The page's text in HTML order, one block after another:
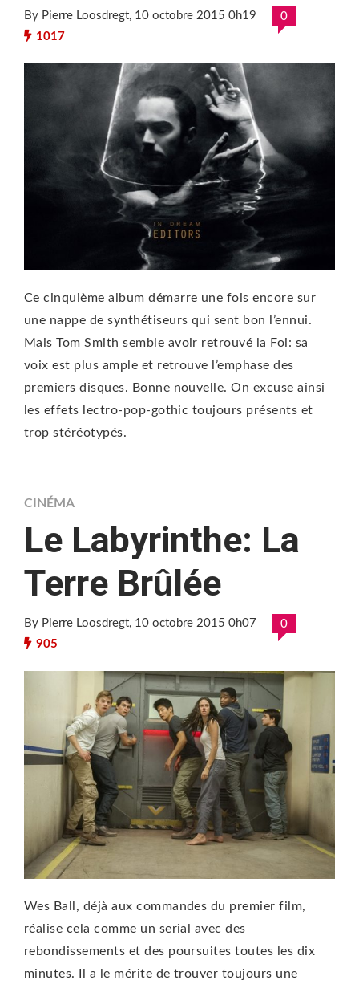
By Pierre Loosdregt, 10 octobre 2015 0h19
0
1017
Ce cinquième album démarre une fois encore sur
une nappe de synthétiseurs qui sent bon l’ennui.
Mais Tom Smith semble avoir retrouvé la Foi: sa
voix est plus ample et retrouve l’emphase des
premiers disques. Bonne nouvelle. On excuse ainsi
les effets lectro-pop-gothic toujours présents et
trop stéréotypés.
CINÉMA
Le Labyrinthe: La
Terre Brûlée
By Pierre Loosdregt, 10 octobre 2015 0h07
0
905
Wes Ball, déjà aux commandes du premier film,
réalise cela comme un serial avec des
rebondissements et des poursuites toutes les dix
minutes. Il a le mérite de trouver toujours une